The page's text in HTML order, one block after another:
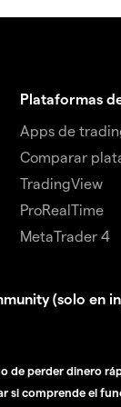
Plataformas
Apps de
Comparar
TradingView
ProRealTime
MetaTrader 4
(solo en
perder dinero
si comprende el